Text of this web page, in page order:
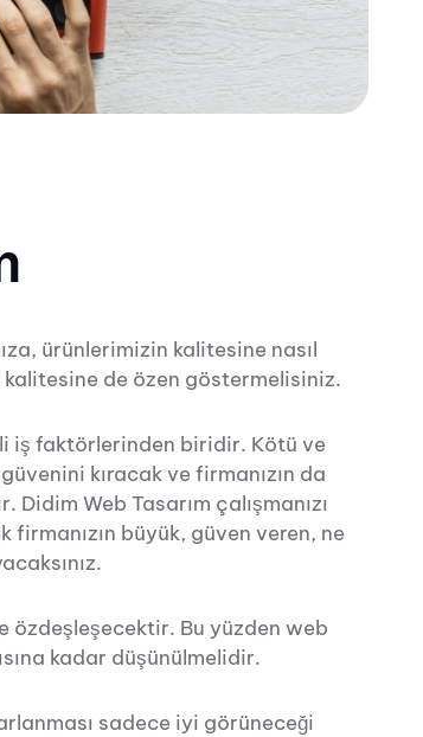
ürünlerimizin kalitesine nasıl
kalitesine de özen göstermelisiniz.
iş faktörlerinden biridir. Kötü ve
kıracak ve firmanızın da
Web Tasarım çalışmanızı
büyük, güven veren, ne
özdeşleşecektir. Bu yüzden web
kadar düşünülmelidir.
sadece iyi görüneceği